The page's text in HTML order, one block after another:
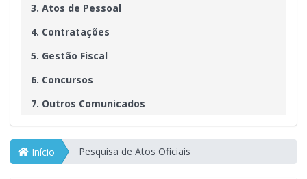
3. Atos de Pessoal
4. Contratações
5. Gestão Fiscal
6. Concursos
7. Outros Comunicados
Início Pesquisa de Atos Oficiais